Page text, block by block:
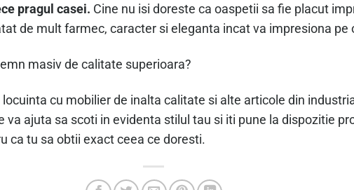
pragul casei. Cine nu isi doreste ca oaspetii sa fie placut
de mult farmec, caracter si eleganta incat va impresiona pe
masiv de calitate superioara?
cu mobilier de inalta calitate si alte articole din
va ajuta sa scoti in evidenta stilul tau si iti pune la dispozitie
ca tu sa obtii exact ceea ce doresti.